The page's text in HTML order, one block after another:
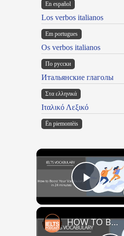
En español
Los verbos italianos
Em portugues
Os verbos italianos
По русски
Итальянские глаголы
Στα ελληνικά
Ιταλικό Λεξικό
Ën piemontèis
Play
HOW TO BOOST YOUR VOCABULARY IN 24 MINUTES